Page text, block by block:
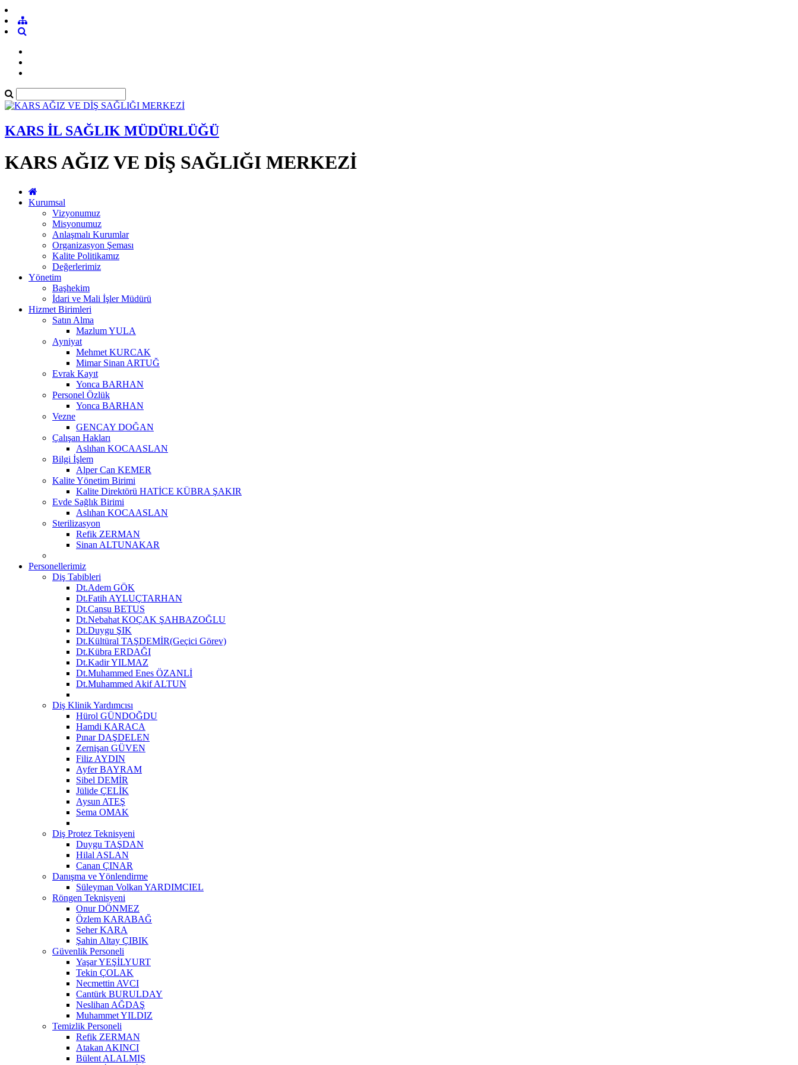
KARS İL SAĞLIK MÜDÜRLÜĞÜ
KARS AĞIZ VE DİŞ SAĞLIĞI MERKEZİ
Kurumsal
Vizyonumuz
Misyonumuz
Anlaşmalı Kurumlar
Organizasyon Şeması
Kalite Politikamız
Değerlerimiz
Yönetim
Başhekim
İdari ve Mali İşler Müdürü
Hizmet Birimleri
Satın Alma
Mazlum YULA
Ayniyat
Mehmet KURCAK
Mimar Sinan ARTUĞ
Evrak Kayıt
Yonca BARHAN
Personel Özlük
Yonca BARHAN
Vezne
GENCAY DOĞAN
Çalışan Hakları
Aslıhan KOCAASLAN
Bilgi İşlem
Alper Can KEMER
Kalite Yönetim Birimi
Kalite Direktörü HATİCE KÜBRA ŞAKIR
Evde Sağlık Birimi
Aslıhan KOCAASLAN
Sterilizasyon
Refik ZERMAN
Sinan ALTUNAKAR
Personellerimiz
Diş Tabibleri
Dt.Adem GÖK
Dt.Fatih AYLUÇTARHAN
Dt.Cansu BETUS
Dt.Nebahat KOÇAK ŞAHBAZOĞLU
Dt.Duygu ŞIK
Dt.Kültüral TAŞDEMİR(Geçici Görev)
Dt.Kübra ERDAĞI
Dt.Kadir YILMAZ
Dt.Muhammed Enes ÖZANLİ
Dt.Muhammed Akif ALTUN
Diş Klinik Yardımcısı
Hürol GÜNDOĞDU
Hamdi KARACA
Pınar DAŞDELEN
Zernişan GÜVEN
Filiz AYDIN
Ayfer BAYRAM
Sibel DEMİR
Jülide ÇELİK
Aysun ATEŞ
Sema OMAK
Diş Protez Teknisyeni
Duygu TAŞDAN
Hilal ASLAN
Canan ÇINAR
Danışma ve Yönlendirme
Süleyman Volkan YARDIMCIEL
Röngen Teknisyeni
Onur DÖNMEZ
Özlem KARABAĞ
Seher KARA
Şahin Altay ÇIBIK
Güvenlik Personeli
Yaşar YEŞİLYURT
Tekin ÇOLAK
Necmettin AVCI
Cantürk BURULDAY
Neslihan AĞDAŞ
Muhammet YILDIZ
Temizlik Personeli
Refik ZERMAN
Atakan AKINCI
Bülent ALALMIŞ